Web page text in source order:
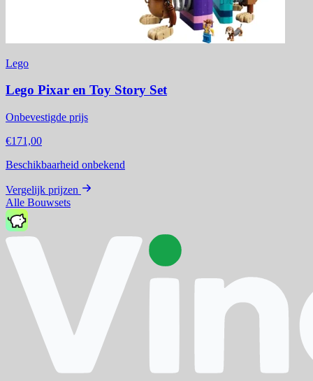
Lego
Lego Pixar en Toy Story Set
Onbevestigde prijs
€171,00
Beschikbaarheid onbekend
Vergelijk prijzen
Alle Bouwsets